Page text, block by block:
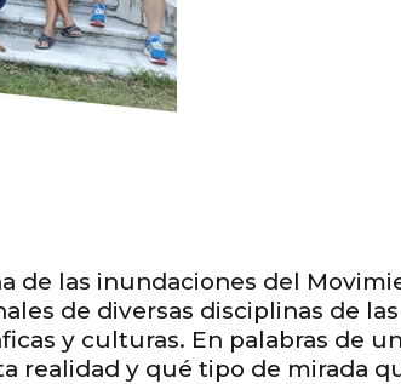
de las inundaciones del
de diversas disciplinas de
y culturas. En palabras de
realidad y qué tipo de mirada